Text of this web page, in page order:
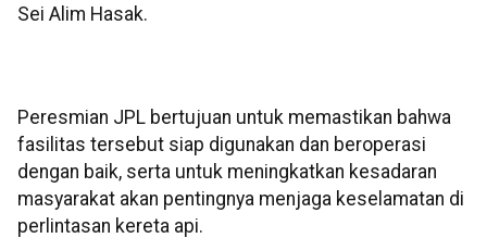
Sei Alim Hasak.
Peresmian JPL bertujuan untuk memastikan bahwa
fasilitas tersebut siap digunakan dan beroperasi
dengan baik, serta untuk meningkatkan kesadaran
masyarakat akan pentingnya menjaga keselamatan di
perlintasan kereta api.